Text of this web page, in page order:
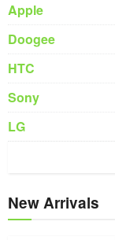
Apple
Doogee
HTC
Sony
LG
New Arrivals